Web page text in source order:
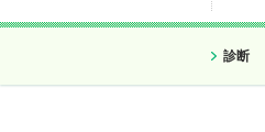
診断